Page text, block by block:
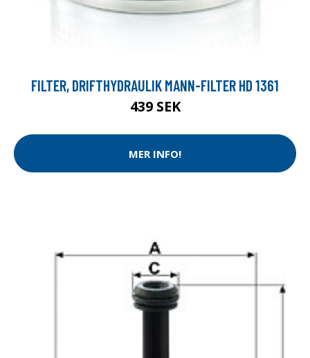
FILTER, DRIFTHYDRAULIK MANN-FILTER HD 1361
439 SEK
MER INFO!